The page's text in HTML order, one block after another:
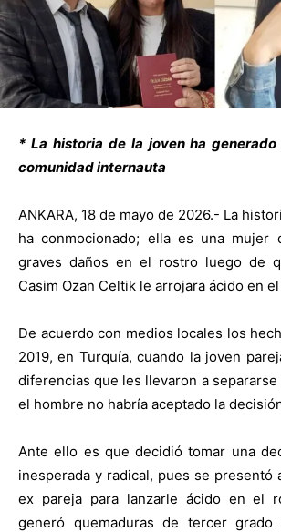
* La historia de la joven ha
comunidad internauta
ANKARA, 18 de mayo de 2026.- La
ha conmocionado; ella es una mujer
graves daños en el rostro luego de
Casim Ozan Celtik le arrojara ácido en
De acuerdo con medios locales los
2019, en Turquía, cuando la joven
diferencias que les llevaron a
el hombre no habría aceptado la
Ante ello es que decidió tomar una
inesperada y radical, pues se presentó
ex pareja para lanzarle ácido en el
generó quemaduras de tercer grado